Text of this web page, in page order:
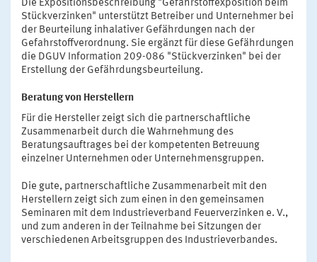
Die Expositionsbeschreibung "Gefahrstoffexposition beim
Stückverzinken" unterstützt Betreiber und Unternehmer bei
der Beurteilung inhalativer Gefährdungen nach der
Gefahrstoffverordnung. Sie ergänzt für diese Gefährdungen
die DGUV Information 209-086 "Stückverzinken" bei der
Erstellung der Gefährdungsbeurteilung.
Beratung von Herstellern
Für die Hersteller zeigt sich die partnerschaftliche
Zusammenarbeit durch die Wahrnehmung des
Beratungsauftrages bei der kompetenten Betreuung
einzelner Unternehmen oder Unternehmensgruppen.
Die gute, partnerschaftliche Zusammenarbeit mit den
Herstellern zeigt sich zum einen in den gemeinsamen
Seminaren mit dem Industrieverband Feuerverzinken e. V.,
und zum anderen in der Teilnahme bei Sitzungen der
verschiedenen Arbeitsgruppen des Industrieverbandes.